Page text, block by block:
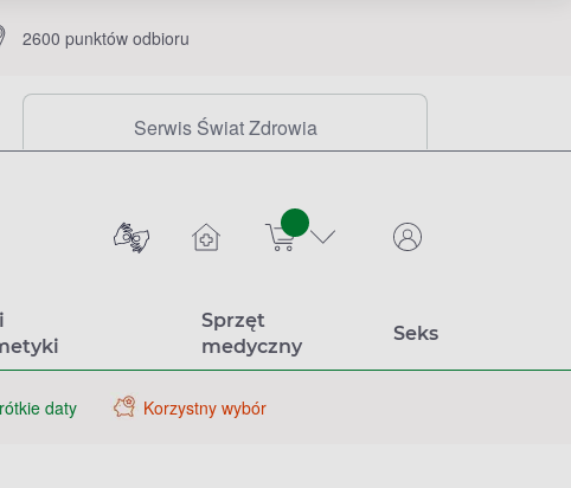
2600 punktów odbioru
Serwis Świat Zdrowia
sztuk
Sprzęt
medyczny
Seks
daty Korzystny wybór